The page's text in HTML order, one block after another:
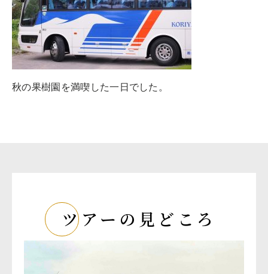
秋の果樹園を満喫した一日でした。
ツアーの見どころ